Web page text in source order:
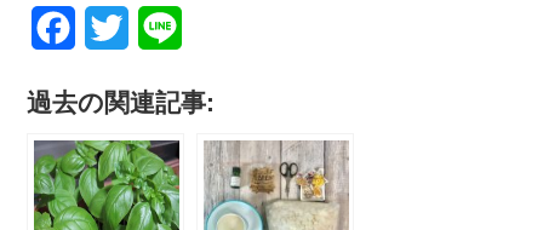
c
e
b
i
t
t
n
過去の関連記事: